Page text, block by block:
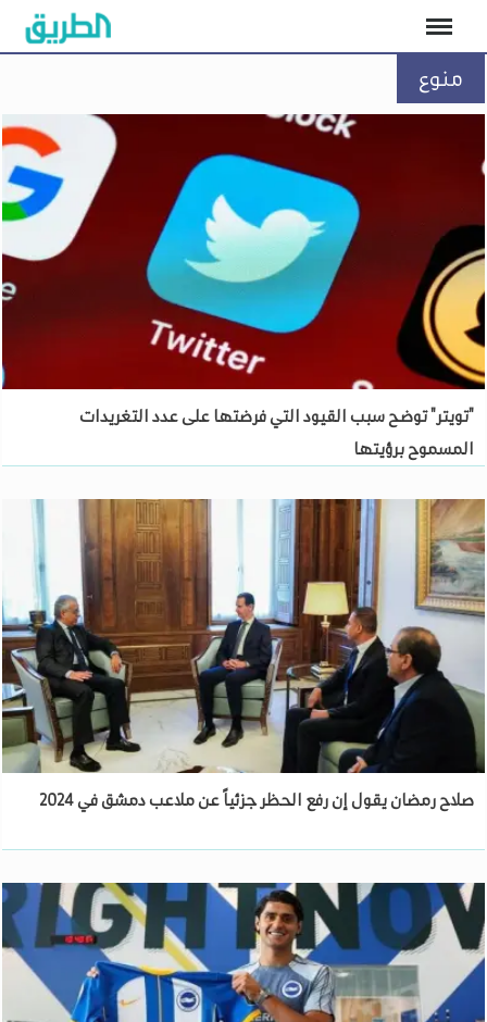
منوع
"تويتر" توضح سبب القيود التي فرضتها على عدد التغريدات
المسموح برؤيتها
صلاح رمضان يقول إن رفع الحظر جزئياً عن ملاعب دمشق في 2024